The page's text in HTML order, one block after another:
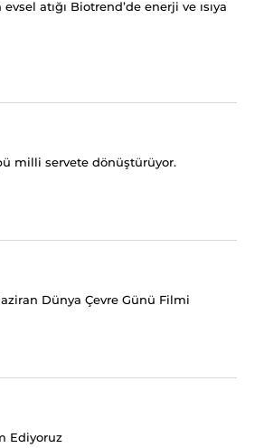
atığı Biotrend’de enerji ve ısıya
milli servete dönüştürüyor.
Dünya Çevre Günü Filmi
Ediyoruz